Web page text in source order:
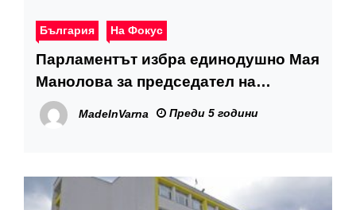
България На Фокус
Парламентът избра единодушно Мая
Манолова за председател на
Комисията по ревизията
MadeInVarna Преди 5 години